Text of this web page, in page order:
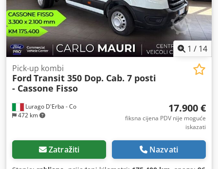
1 / 14
Lurago D'Erba - Co
472 km
Pick-up kombi
Ford Transit 350 Dop. Cab. 7 posti
- Cassone Fisso
17.900 €
fiksna cijena PDV nije moguće
iskazati
Zatražiti Nazvati